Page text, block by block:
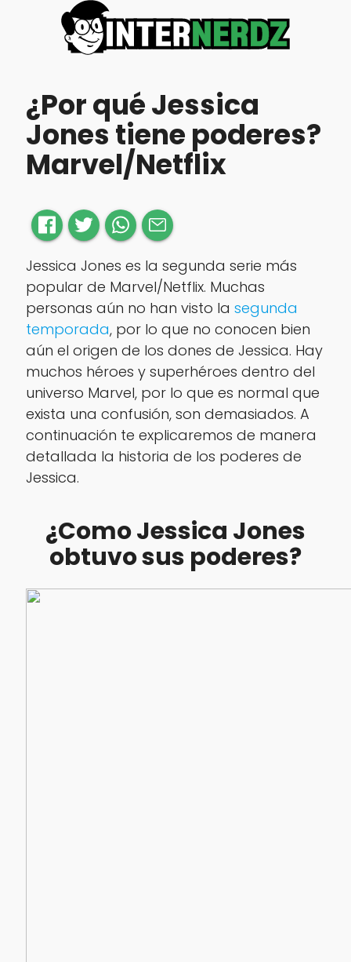
¿Por qué Jessica
Jones tiene poderes?
Marvel/Netflix
Jessica Jones es la segunda serie más
popular de Marvel/Netflix. Muchas
personas aún no han visto la segunda
temporada, por lo que no conocen bien
aún el origen de los dones de Jessica. Hay
muchos héroes y superhéroes dentro del
universo Marvel, por lo que es normal que
exista una confusión, son demasiados. A
continuación te explicaremos de manera
detallada la historia de los poderes de
Jessica.
¿Como Jessica Jones
obtuvo sus poderes?